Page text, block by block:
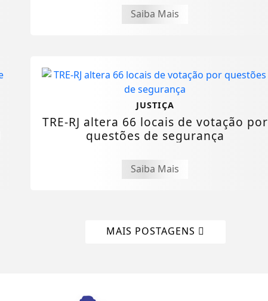
Saiba Mais
JUSTIÇA
TRE-RJ altera 66 locais de votação por
questões de segurança
Saiba Mais
MAIS POSTAGENS